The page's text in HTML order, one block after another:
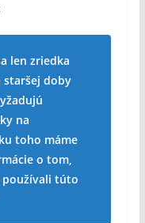
len zriedka
staršej doby
na
toho máme
o tom,
používali túto